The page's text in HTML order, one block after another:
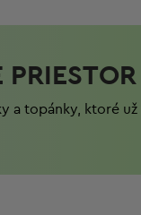
a topánky, ktoré už